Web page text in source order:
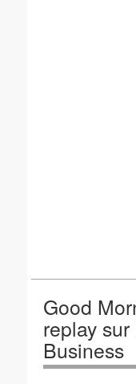
Good
replay
Business